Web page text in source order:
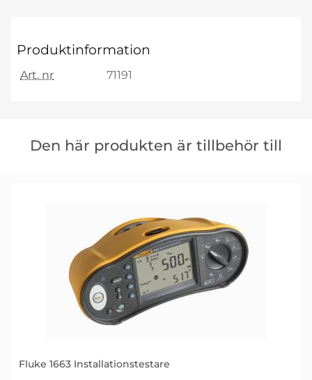
Produktinformation
Art. nr 71191
Den här produkten är tillbehör till
Fluke 1663 Installationstestare